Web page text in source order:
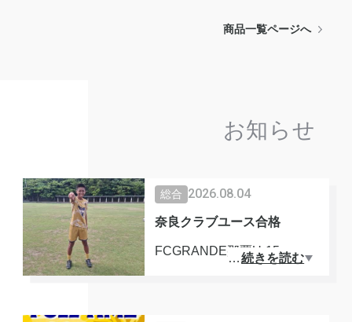
商品一覧ページへ
お知らせ
総合 2026.08.04
奈良クラブユース合格
FCGRANDE那覇U-15
…続きを読む